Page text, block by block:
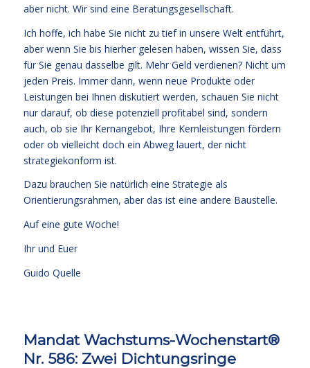
aber nicht. Wir sind eine Beratungsgesellschaft.
Ich hoffe, ich habe Sie nicht zu tief in unsere Welt entführt,
aber wenn Sie bis hierher gelesen haben, wissen Sie, dass
für Sie genau dasselbe gilt. Mehr Geld verdienen? Nicht um
jeden Preis. Immer dann, wenn neue Produkte oder
Leistungen bei Ihnen diskutiert werden, schauen Sie nicht
nur darauf, ob diese potenziell profitabel sind, sondern
auch, ob sie Ihr Kernangebot, Ihre Kernleistungen fördern
oder ob vielleicht doch ein Abweg lauert, der nicht
strategiekonform ist.
Dazu brauchen Sie natürlich eine Strategie als
Orientierungsrahmen, aber das ist eine andere Baustelle.
Auf eine gute Woche!
Ihr und Euer
Guido Quelle
Mandat Wachstums-Wochenstart®
Nr. 586: Zwei Dichtungsringe